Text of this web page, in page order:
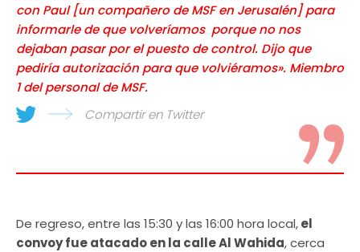
con Paul [un compañero de MSF en Jerusalén] para
informarle de que volveríamos porque no nos
dejaban pasar por el puesto de control. Dijo que
pediría autorización para que volviéramos». Miembro
1 del personal de MSF.
Compartir en Twitter
De regreso, entre las 15:30 y las 16:00 hora local,el
convoy fue atacado en la calle Al Wahida, cerca